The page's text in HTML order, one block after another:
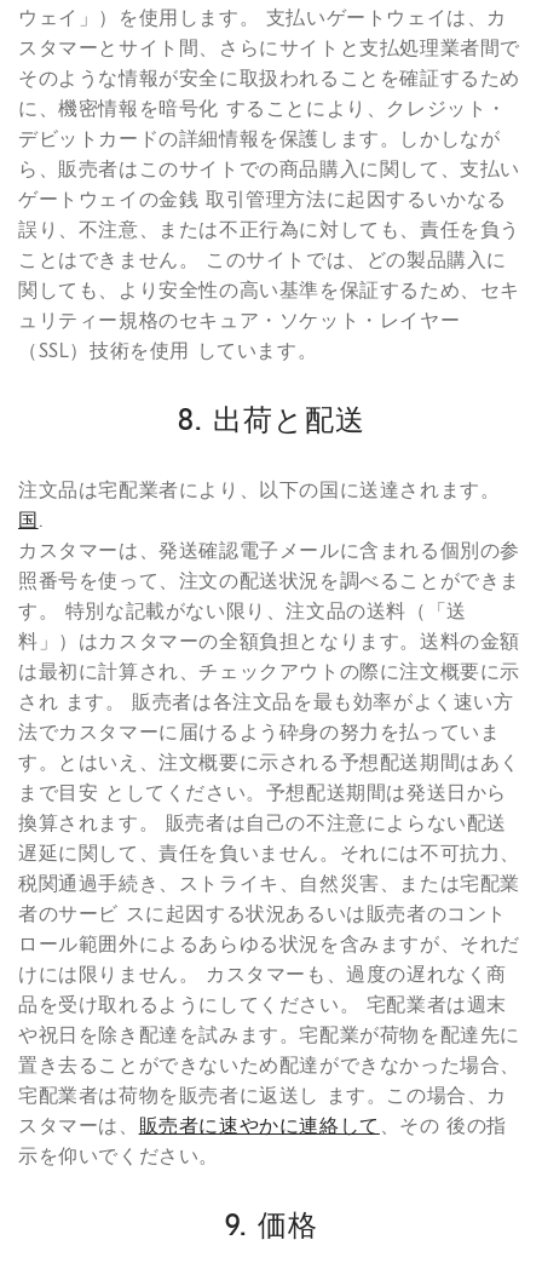
ウェイ」）を使用します。 支払いゲートウェイは、カ
スタマーとサイト間、さらにサイトと支払処理業者間で
そのような情報が安全に取扱われることを確証するため
に、機密情報を暗号化 することにより、クレジット・
デビットカードの詳細情報を保護します。しかしなが
ら、販売者はこのサイトでの商品購入に関して、支払い
ゲートウェイの金銭 取引管理方法に起因するいかなる
誤り、不注意、または不正行為に対しても、責任を負う
ことはできません。 このサイトでは、どの製品購入に
関しても、より安全性の高い基準を保証するため、セキ
ュリティー規格のセキュア・ソケット・レイヤー
（SSL）技術を使用 しています。
8. 出荷と配送
注文品は宅配業者により、以下の国に送達されます。
国 .
カスタマーは、発送確認電子メールに含まれる個別の参
照番号を使って、注文の配送状況を調べることができま
す。 特別な記載がない限り、注文品の送料（「送
料」）はカスタマーの全額負担となります。送料の金額
は最初に計算され、チェックアウトの際に注文概要に示
され ます。 販売者は各注文品を最も効率がよく速い方
法でカスタマーに届けるよう砕身の努力を払っていま
す。とはいえ、注文概要に示される予想配送期間はあく
まで目安 としてください。予想配送期間は発送日から
換算されます。 販売者は自己の不注意によらない配送
遅延に関して、責任を負いません。それには不可抗力、
税関通過手続き、ストライキ、自然災害、または宅配業
者のサービ スに起因する状況あるいは販売者のコント
ロール範囲外によるあらゆる状況を含みますが、それだ
けには限りません。 カスタマーも、過度の遅れなく商
品を受け取れるようにしてください。 宅配業者は週末
や祝日を除き配達を試みます。宅配業が荷物を配達先に
置き去ることができないため配達ができなかった場合、
宅配業者は荷物を販売者に返送し ます。この場合、カ
スタマーは、 販売者に速やかに連絡して 、その 後の指
示を仰いでください。
9. 価格